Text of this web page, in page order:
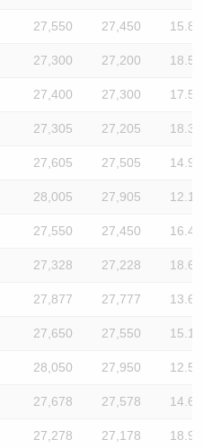
27,550 27,450 15.8
27,300 27,200 18.5
27,400 27,300 17.5
27,305 27,205 18.3
27,605 27,505 14.9
28,005 27,905 12.1
27,550 27,450 16.4
27,328 27,228 18.6
27,877 27,777 13.6
27,650 27,550 15.1
28,050 27,950 12.5
27,678 27,578 14.6
27,278 27,178 18.9